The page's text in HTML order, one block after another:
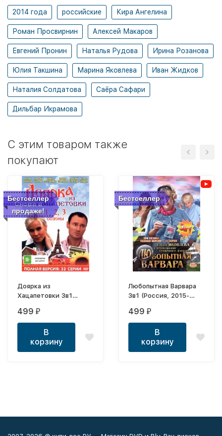
2014 года российские Кира Ангелина
Роман Просвирнин Алексей Макаров
Евгений Пронин Наталья Рудова Ирина Розанова
Юлия Такшина Марина Яковлева Иван Жидков
Наталия Солдатова Саёра Сафари
Дильбар Икрамова
C этим товаром также
покупают
Снова в
продаже!
Бестселлер
Доярка из
Хацапетовки 3в1
полная версия, 3
сезона, 32 серии)
499 ₽
В
корзину
Бестселлер
Любопытная Варвара
3в1 (Россия, 2015-
сезона, 24 серии)
499 ₽
В
корзину